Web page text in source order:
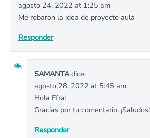
agosto 24, 2022 at 1:25 am
Me robaron la idea de proyecto aula
Responder
SAMANTAdice:
agosto 28, 2022 at 5:45 am
Hola Efra:
Gracias por tu comentario. ¡Saludos!
Responder